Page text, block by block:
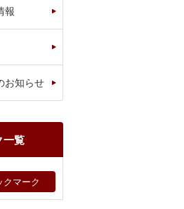
報
お知らせ
一覧
クマーク